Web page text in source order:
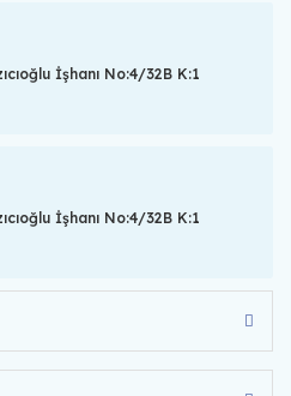
İşhanı No:4/32B K:1
İşhanı No:4/32B K:1